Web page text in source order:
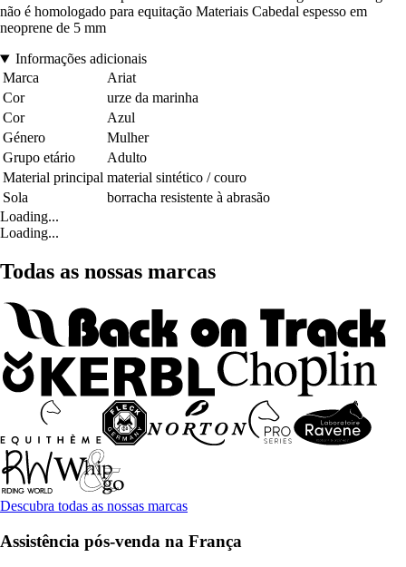
não é homologado para equitação Materiais Cabedal espesso em
neoprene de 5 mm
Informações adicionais
Marca
Ariat
Cor
urze da marinha
Cor
Azul
Género
Mulher
Grupo etário
Adulto
Material principal material sintético / couro
Sola
borracha resistente à abrasão
Loading...
Loading...
Todas as nossas marcas
Descubra todas as nossas marcas
Assistência pós-venda na França